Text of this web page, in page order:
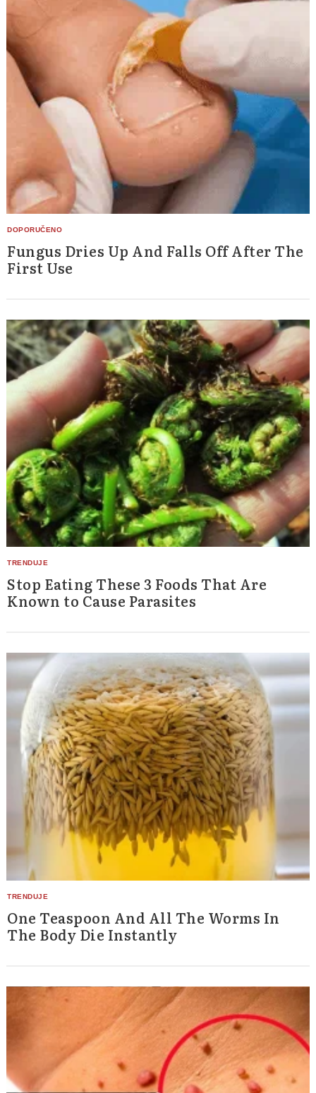
Fungus Dries Up And Falls Off After The
First Use
Stop Eating These 3 Foods That Are
Known to Cause Parasites
One Teaspoon And All The Worms In
The Body Die Instantly
Search
for: